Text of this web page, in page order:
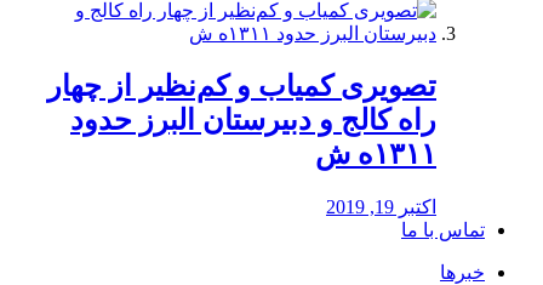
️تصویری کمیاب و کم‌نظیر از چهار
راه كالج و دبيرستان البرز حدود
۱۳۱۱ه ش
اکتبر 19, 2019
تماس با ما
خبرها